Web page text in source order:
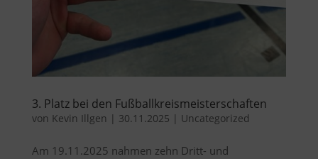
3. Platz bei den Fußballkreismeisterschaften
von Kevin Illgen | 30.11.2025 | Uncategorized
Am 19.11.2025 nahmen zehn Dritt- und